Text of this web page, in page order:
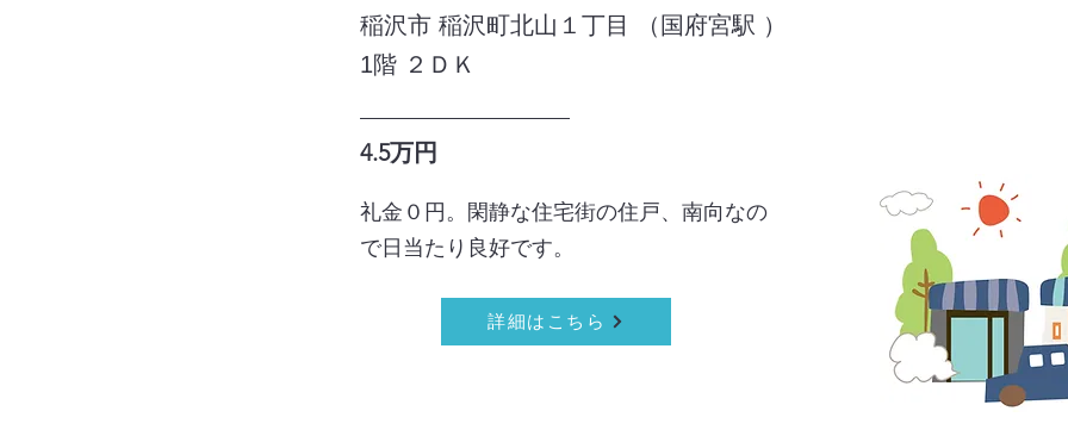
稲沢市 稲沢町北山１丁目 （国府宮駅 ）
1階 ２ＤＫ
4.5万円
礼金０円。閑静な住宅街の住戸、南向なの
で日当たり良好です。
詳細はこちら